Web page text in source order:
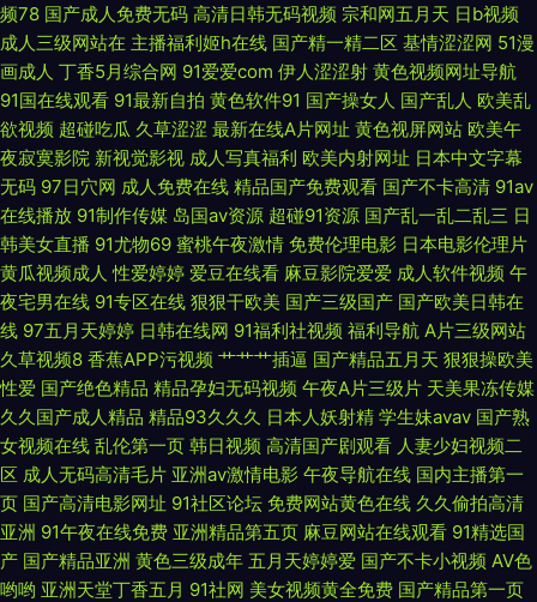
下载的免 亚洲高清视频在线 精品国产有 亚洲制服中 九草在线免费观看 亚洲
一区二区三区小说 国产一区亚洲 亚洲成人精品电影 国产自偷自拍网站 亚洲
日本香蕉电视频 精品一区视频 在线精品欧美一区二区 老子影院午夜伦手机
不 字幕日韩高清dvd 目本精品视频免费视频看看一区二区三区四区 99这里
只 私家影院 一级特黄录像免费播放 久草资源在线白浆 在线免费日韩视频 超
碰导航97 日韩视频高 成人看黄 色六月婷婷亚洲婷婷六月 国产精品久久不卡
午夜极品福利在 国产欧美日韩成人 伪娘白丝sm调教 国产极品精品免 五月花
丁香网 国产偷人自拍区视 亚洲国产aⅴ精品 精品一个区在线观看 中文字幕的
91 女婿有劲枪枪 97在线视频人 日韩不卡1卡2卡三卡 福利电影偶偶 水蜜影院
理论片 国产精品视频中文字幕 香蕉伊人网 九九热在线观看视频 在线免费观
频78 国产成人免费无码 高清日韩无码视频 宗和网五月天 日b视频
成人三级网站在 主播福利姬h在线 国产精一精二区 基情涩涩网 51漫
画成人 丁香5月综合网 91爱爱com 伊人涩涩射 黄色视频网址导航
91国在线观看 91最新自拍 黄色软件91 国产操女人 国产乱人 欧美乱
欲视频 超碰吃瓜 久草涩涩 最新在线A片网址 黄色视屏网站 欧美午
夜寂寞影院 新视觉影视 成人写真福利 欧美内射网址 日本中文字幕
无码 97日穴网 成人免费在线 精品国产免费观看 国产不卡高清 91av
在线播放 91制作传媒 岛国av资源 超碰91资源 国产乱一乱二乱三 日
韩美女直播 91尤物69 蜜桃午夜激情 免费伦理电影 日本电影伦理片
黄瓜视频成人 性爱婷婷 爱豆在线看 麻豆影院爱爱 成人软件视频 午
夜宅男在线 91专区在线 狠狠干欧美 国产三级国产 国产欧美日韩在
线 97五月天婷婷 日韩在线网 91福利社视频 福利导航 A片三级网站
久草视频8 香蕉APP污视频 艹艹艹插逼 国产精品五月天 狠狠操欧美
性爱 国产绝色精品 精品孕妇无码视频 午夜A片三级片 天美果冻传媒
久久国产成人精品 精品93久久久 日本人妖射精 学生妹avav 国产熟
女视频在线 乱伦第一页 韩日视频 高清国产剧观看 人妻少妇视频二
区 成人无码高清毛片 亚洲av激情电影 午夜导航在线 国内主播第一
页 国产高清电影网址 91社区论坛 免费网站黄色在线 久久偷拍高清
亚洲 91午夜在线免费 亚洲精品第五页 麻豆网站在线观看 91精选国
产 国产精品亚洲 黄色三级成年 五月天婷婷爱 国产不卡小视频 AV色
哟哟 亚洲天堂丁香五月 91社网 美女视频黄全免费 国产精品第一页